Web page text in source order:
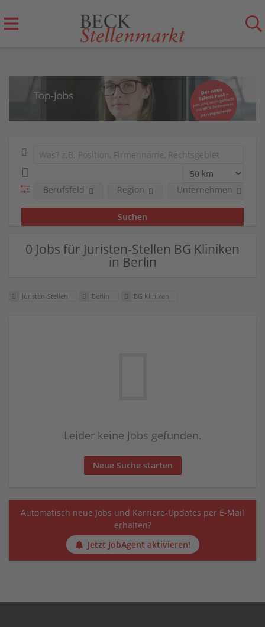
Berufsfeld Region Unternehmen
0 Jobs für Juristen-Stellen BG Kliniken
in Berlin
Juristen-Stellen Berlin BG Kliniken
Leider keine Jobs gefunden.
Neue Suche starten
Automatisch neue Jobs und Karriere-Updates per E-Mail
erhalten?
Jetzt JobAgent aktivieren!